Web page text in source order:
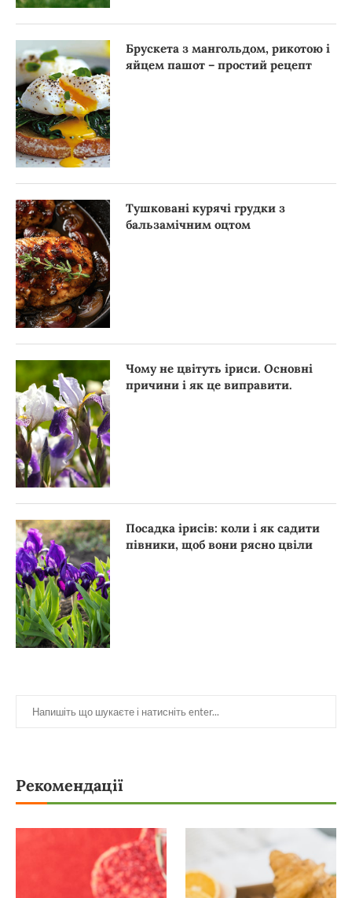
Рекомендації
Брускета з мангольдом, рикотою і
яйцем пашот – простий рецепт
Тушковані курячі грудки з
бальзамічним оцтом
Чому не цвітуть іриси. Основні
причини і як це виправити.
Посадка ірисів: коли і як садити
півники, щоб вони рясно цвіли